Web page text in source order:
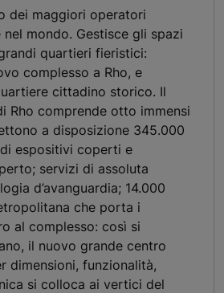
dei maggiori operatori
mondo. Gestisce gli spazi
quartieri fieristici:
complesso a Rho, e
cittadino storico. Il
Rho comprende otto immensi
a disposizione 345.000
espositivi coperti e
servizi di assoluta
d’avanguardia; 14.000
che porta i
al complesso: così si
il nuovo grande centro
dimensioni, funzionalità,
si colloca ai vertici del